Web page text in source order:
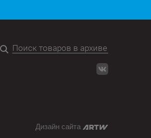
Дизайн сайта